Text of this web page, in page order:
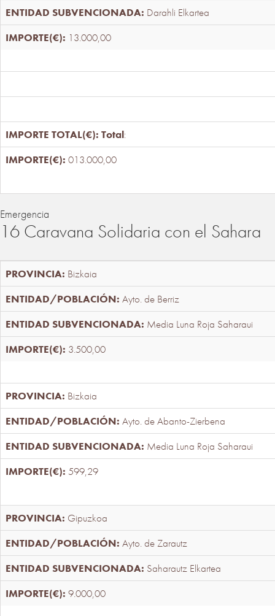
Darahli Elkartea
13.000,00
Total:
013.000,00
Emergencia
16 Caravana Solidaria con el Sahara
Bizkaia
Ayto. de Berriz
Media Luna Roja Saharaui
3.500,00
Bizkaia
Ayto. de Abanto-Zierbena
Media Luna Roja Saharaui
599,29
Gipuzkoa
Ayto. de Zarautz
Saharautz Elkartea
9.000,00